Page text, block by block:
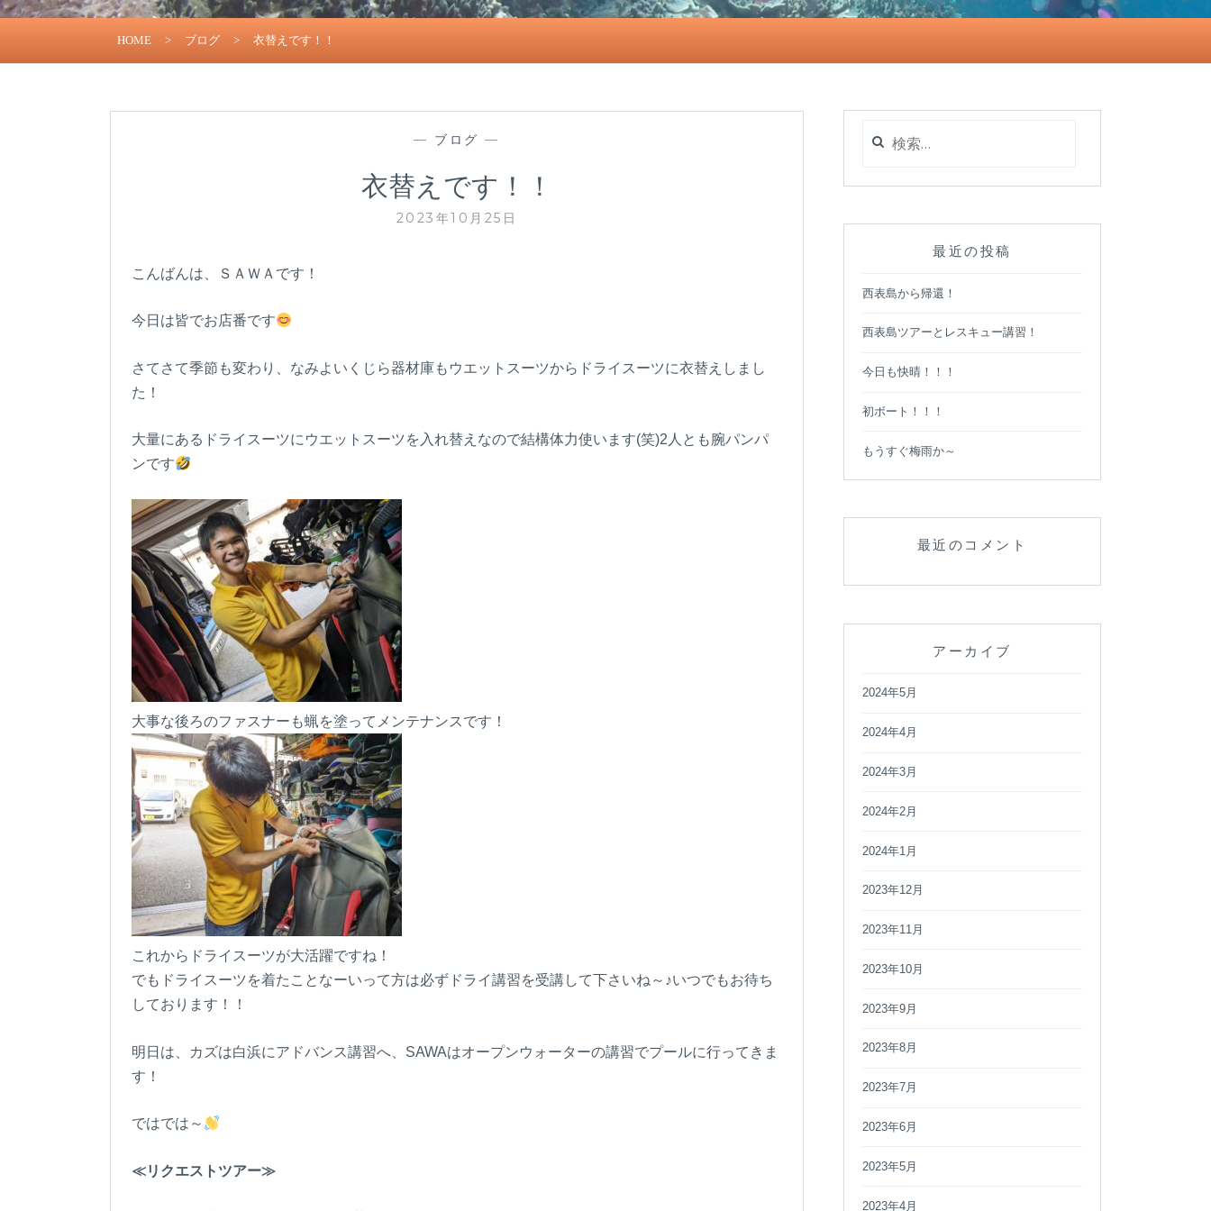
HOME > ブログ > 衣替えです！！
— ブログ —
衣替えです！！
2023年10月25日
こんばんは、ＳＡＷＡです！
今日は皆でお店番です
さてさて季節も変わり、なみよいくじら器材庫もウエットスーツからドライスーツに衣替えしまし
た！
大量にあるドライスーツにウエットスーツを入れ替えなので結構体力使います(笑)2人とも腕パンパ
ンです
大事な後ろのファスナーも蝋を塗ってメンテナンスです！
これからドライスーツが大活躍ですね！
でもドライスーツを着たことなーいって方は必ずドライ講習を受講して下さいね～♪いつでもお待ち
しております！！
明日は、カズは白浜にアドバンス講習へ、SAWAはオープンウォーターの講習でプールに行ってきま
す！
ではでは～
≪リクエストツアー≫
索:
最近の投稿
西表島から帰還！
西表島ツアーとレスキュー講習！
今日も快晴！！！
初ボート！！！
もうすぐ梅雨か～
最近のコメント
アーカイブ
2024年5月
2024年4月
2024年3月
2024年2月
2024年1月
2023年12月
2023年11月
2023年10月
2023年9月
2023年8月
2023年7月
2023年6月
2023年5月
2023年4月